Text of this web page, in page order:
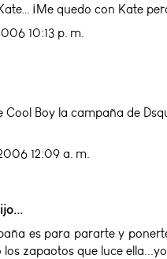
¡Me quedo con Kate
10:13 p. m.
Cool Boy la campaña de
12:09 a. m.
es para pararte y
los zapaotos que luce